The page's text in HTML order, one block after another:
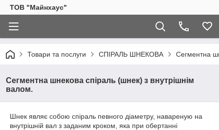
ТОВ "Майнхаус"
Товари та послуги СПІРАЛЬ ШНЕКОВА Сегментна
Сегментна шнекова спіраль (шнек) з внутрішнім
валом.
Шнек являє собою спіраль певного діаметру, навареную на
внутрішній вал з заданим кроком, яка при обертанні